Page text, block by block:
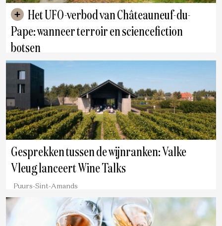
Pape: wanneer terroir en sciencefiction
botsen
Gesprekken tussen de wijnranken: Valke
Vleug lanceert Wine Talks
Puurs-Sint-Amands